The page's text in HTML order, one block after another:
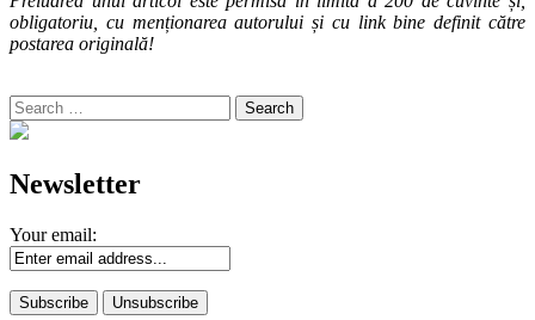
obligatoriu, cu menționarea autorului și cu link bine definit către
postarea originală!
Search
for:
Newsletter
Your email: